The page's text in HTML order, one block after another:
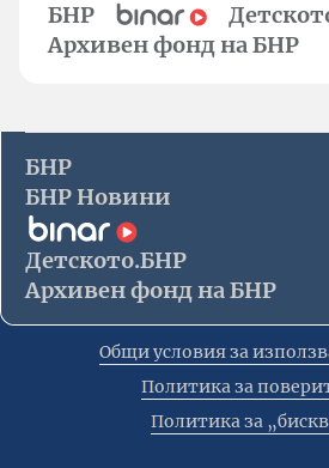
БНР
Архивен фонд на БНР
БНР
БНР Новини
Детското.БНР
Архивен фонд на БНР
Общи условия за
Политика за
Политика за